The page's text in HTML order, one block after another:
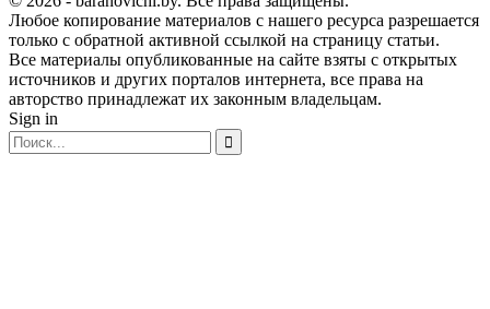
Любое копирование материалов с нашего ресурса разрешается
только с обратной активной ссылкой на страницу статьи.
Все материалы опубликованные на сайте взяты с открытых
источников и других порталов интернета, все права на
авторство принадлежат их законным владельцам.
Sign in